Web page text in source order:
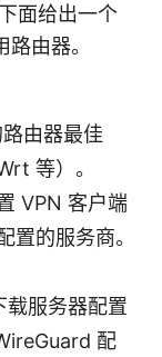
面给出一个
由器。
由器最佳
等）。
VPN 客户端
置的服务商。
载服务器配置
配